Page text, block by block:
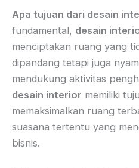
Apa tujuan dari desain
fundamental, desain
menciptakan ruang yang
dipandang tetapi juga
mendukung aktivitas
desain interior memiliki
memaksimalkan ruang
suasana tertentu yang
bisnis.